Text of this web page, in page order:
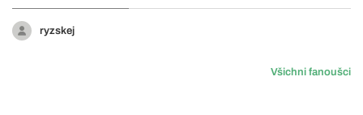
ryzskej
Všichni fanoušci